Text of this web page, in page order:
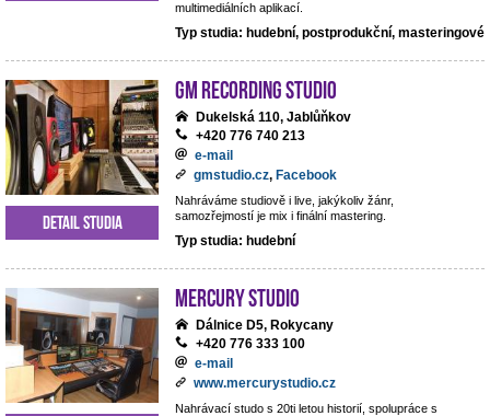
multimediálních aplikací.
Typ studia: hudební, postprodukční, masteringové
GM Recording Studio
Dukelská 110, Jablůňkov
+420 776 740 213
e-mail
gmstudio.cz, Facebook
Nahráváme studiově i live, jakýkoliv žánr,
samozřejmostí je mix i finální mastering.
Typ studia: hudební
Detail studia
Mercury studio
Dálnice D5, Rokycany
+420 776 333 100
e-mail
www.mercurystudio.cz
Nahrávací studo s 20ti letou historií, spolupráce s